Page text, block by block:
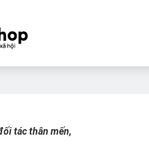
tác thân mến,